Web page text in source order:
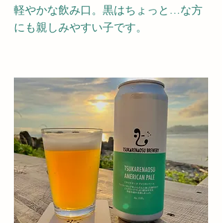
軽やかな飲み口。黒はちょっと…な方
にも親しみやすい子です。